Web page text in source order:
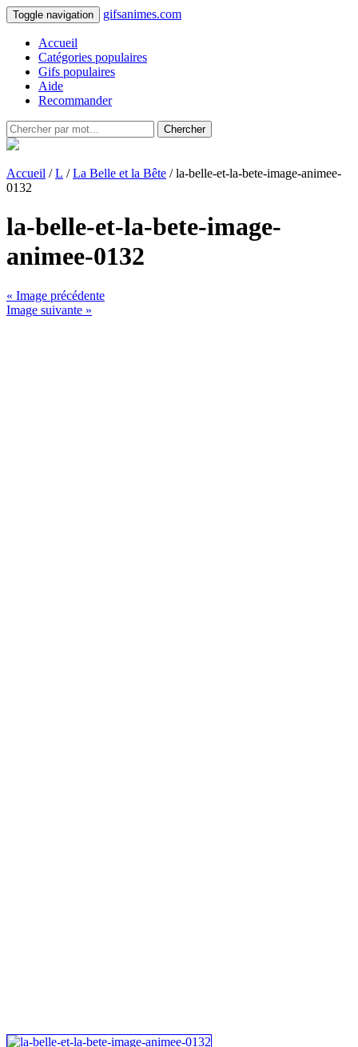
Toggle navigation gifsanimes.com
Accueil
Catégories populaires
Gifs populaires
Aide
Recommander
Chercher
Accueil /L /La Belle et la Bête / la-belle-et-la-bete-image-animee-
0132
la-belle-et-la-bete-image-
animee-0132
« Image précédente
Image suivante »